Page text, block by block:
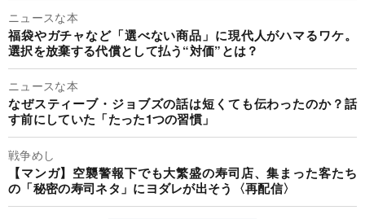
ニュースな本
福袋やガチャなど「選べない商品」に現代人がハマるワケ。
選択を放棄する代償として払う“対価”とは？
ニュースな本
なぜスティーブ・ジョブズの話は短くても伝わったのか？話
す前にしていた「たった1つの習慣」
戦争めし
【マンガ】空襲警報下でも大繁盛の寿司店、集まった客たち
の「秘密の寿司ネタ」にヨダレが出そう〈再配信〉